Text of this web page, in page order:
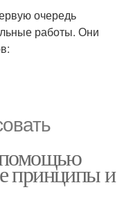
очередь
работы. Они
помощью
принципы и